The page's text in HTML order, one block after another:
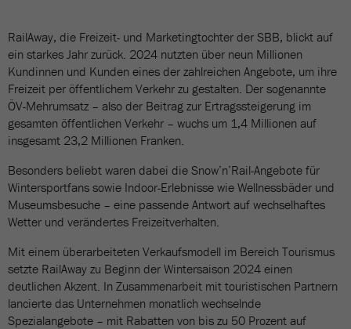
RailAway, die Freizeit- und Marketingtochter der SBB, blickt auf
ein starkes Jahr zurück. 2024 nutzten über neun Millionen
Kundinnen und Kunden eines der zahlreichen Angebote, um ihre
Freizeit per öffentlichem Verkehr zu gestalten. Der sogenannte
ÖV-Mehrumsatz – also der Beitrag zur Ertragssteigerung im
gesamten öffentlichen Verkehr – wuchs um 1,4 Millionen auf
insgesamt 23,2 Millionen Franken.
Besonders beliebt waren dabei die Snow’n’Rail-Angebote für
Wintersportfans sowie Indoor-Erlebnisse wie Wellnessbäder und
Museumsbesuche – eine passende Antwort auf wechselhaftes
Wetter und verändertes Freizeitverhalten.
Mit einem überarbeiteten Verkaufsmodell im Bereich Tourismus
setzte RailAway zu Beginn der Wintersaison 2024 einen
deutlichen Akzent. In Zusammenarbeit mit touristischen Partnern
lancierte das Unternehmen monatlich wechselnde
Spezialangebote – mit Rabatten von bis zu 50 Prozent auf